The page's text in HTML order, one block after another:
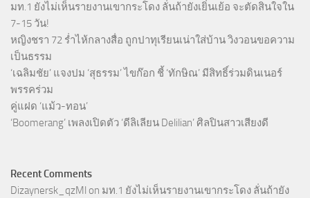
มท.1 ยังไม่เห็นรายงานเขากระโดง ลั่นถ้ายังเยิ่นเย้อ จะตัดสินใจใน
7-15 วัน!
หญิงชรา 72 ร่ำไห้กลางสื่อ ถูกปาทุเรียนเน่าใส่บ้าน วิงวอนขอความ
เป็นธรรม
‘เฉลิมชัย’ แจงปม ‘สุธรรม’ ไขก๊อก ชี้ ‘ทักษิณ’ มีสิทธิ์ร่วมดินเนอร์
พรรคร่วม
คู่แฝด ‘แม้ว-ทอน’
‘Boomerang’ เพลงเปิดตัว ‘ดีลิเลียน Delilian’ ศิลปินสาวเสียงดี
Recent Comments
Dizaynersk_qzMl on มท.1 ยังไม่เห็นรายงานเขากระโดง ลั่นถ้ายัง